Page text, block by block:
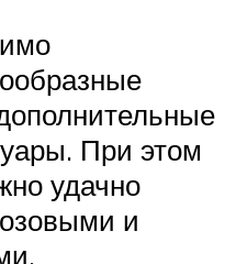
При этом
удачно
и